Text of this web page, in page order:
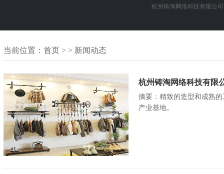
杭州铸淘网络科技有限公司
当前位置： 首页 > > 新闻动态
杭州铸淘网络科技有限
摘要：精致的造型和成熟
产业基地。